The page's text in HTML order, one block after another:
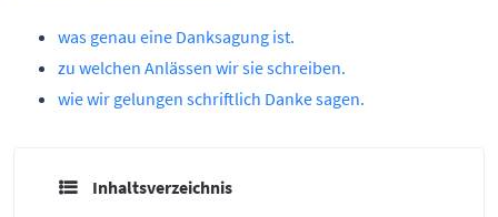
was genau eine Danksagung ist.
zu welchen Anlässen wir sie schreiben.
wie wir gelungen schriftlich Danke sagen.
Inhaltsverzeichnis